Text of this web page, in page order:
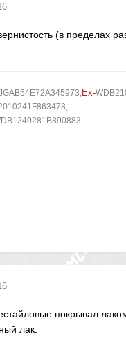
(в пределах
Ex-
покрывал
лак.